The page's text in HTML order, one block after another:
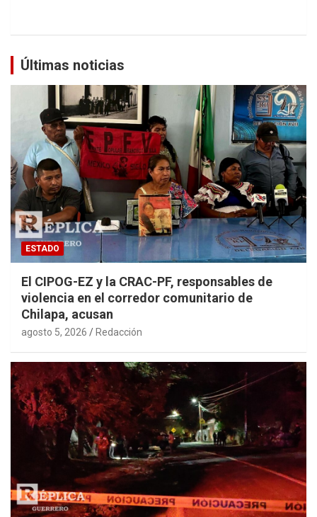
Últimas noticias
ESTADO
El CIPOG-EZ y la CRAC-PF, responsables de
violencia en el corredor comunitario de
Chilapa, acusan
agosto 5, 2026 Redacción